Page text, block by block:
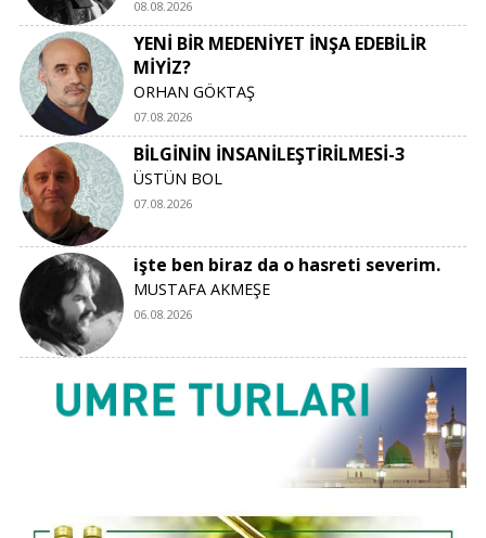
08.08.2026
YENİ BİR MEDENİYET İNŞA EDEBİLİR
MİYİZ?
ORHAN GÖKTAŞ
07.08.2026
BİLGİNİN İNSANİLEŞTİRİLMESİ-3
ÜSTÜN BOL
07.08.2026
işte ben biraz da o hasreti severim.
MUSTAFA AKMEŞE
06.08.2026